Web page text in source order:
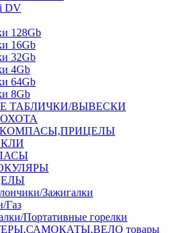
DV
128Gb
16Gb
32Gb
4Gb
64Gb
8Gb
ТАБЛИЧКИ/ВЫВЕСКИ
Зажигалки
Газ
Портативные горелки
товары